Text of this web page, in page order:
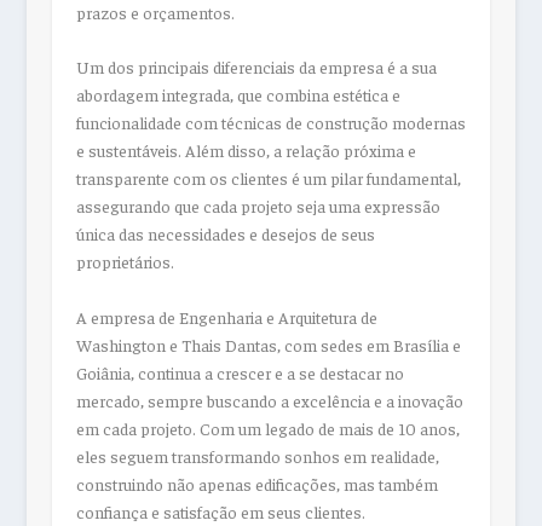
prazos e orçamentos.
Um dos principais diferenciais da empresa é a sua
abordagem integrada, que combina estética e
funcionalidade com técnicas de construção modernas
e sustentáveis. Além disso, a relação próxima e
transparente com os clientes é um pilar fundamental,
assegurando que cada projeto seja uma expressão
única das necessidades e desejos de seus
proprietários.
A empresa de Engenharia e Arquitetura de
Washington e Thais Dantas, com sedes em Brasília e
Goiânia, continua a crescer e a se destacar no
mercado, sempre buscando a excelência e a inovação
em cada projeto. Com um legado de mais de 10 anos,
eles seguem transformando sonhos em realidade,
construindo não apenas edificações, mas também
confiança e satisfação em seus clientes.